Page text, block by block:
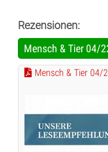
Rezensionen:
Mensch & Tier 04/
Mensch & Tier 04/